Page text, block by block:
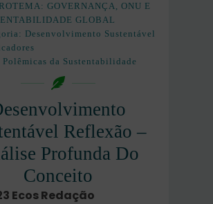
GOVERNANÇA, ONU E
GLOBAL
Desenvolvimento Sustentável
Polêmicas da Sustentabilidade
Reflexão –
Profunda Do
Conceito
Ecos Redação